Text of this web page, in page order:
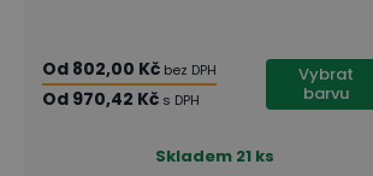
Od 802,00 Kč bez DPH
Od 970,42 Kč s DPH
Vybrat
barvu
Skladem 21 ks